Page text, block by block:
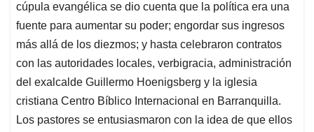
cúpula evangélica se dio cuenta que la política era una
fuente para aumentar su poder; engordar sus ingresos
más allá de los diezmos; y hasta celebraron contratos
con las autoridades locales, verbigracia, administración
del exalcalde Guillermo Hoenigsberg y la iglesia
cristiana Centro Bíblico Internacional en Barranquilla.
Los pastores se entusiasmaron con la idea de que ellos